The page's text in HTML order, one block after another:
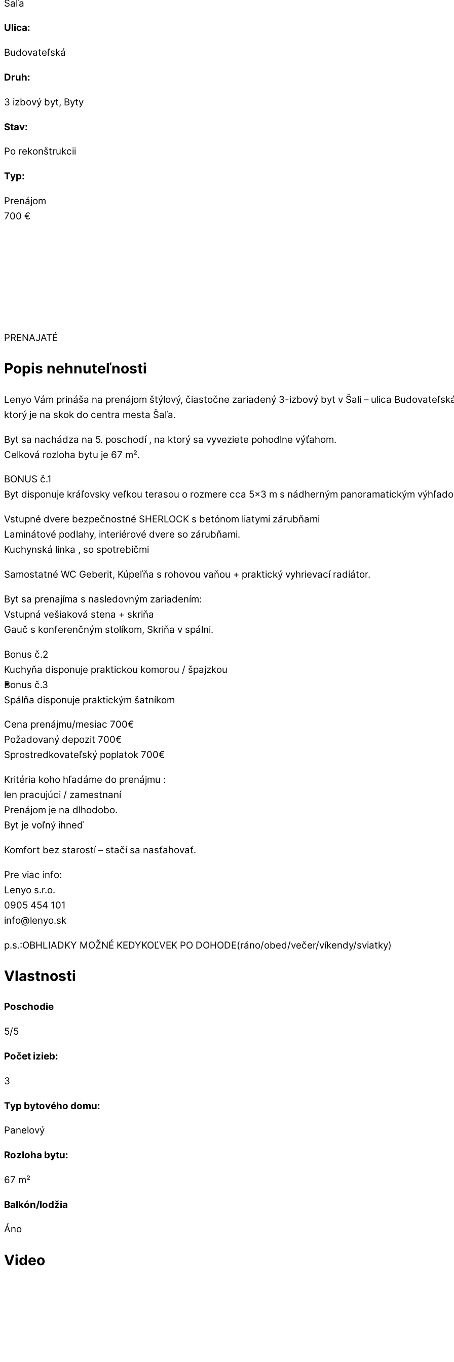
Šaľa
Ulica:
Budovateľská
Druh:
3 izbový byt, Byty
Stav:
Po rekonštrukcii
Typ:
Prenájom
700 €
PRENAJATÉ
Popis nehnuteľnosti
Lenyo Vám prináša na prenájom štýlový, čiastočne zariadený 3-izbový byt v Šali – ulica
ktorý je na skok do centra mesta Šaľa.
Byt sa nachádza na 5. poschodí , na ktorý sa vyveziete pohodlne výťahom.
Celková rozloha bytu je 67 m².
BONUS č.1
Byt disponuje kráľovsky veľkou terasou o rozmere cca 5×3 m s nádherným panoramatickým
Vstupné dvere bezpečnostné SHERLOCK s betónom liatymi zárubňami
Laminátové podlahy, interiérové dvere so zárubňami.
Kuchynská linka , so spotrebičmi
Samostatné WC Geberit, Kúpeľňa s rohovou vaňou + praktický vyhrievací radiátor.
Byt sa prenajíma s nasledovným zariadením:
Vstupná vešiaková stena + skriňa
Gauč s konferenčným stolíkom, Skriňa v spálni.
Bonus č.2
Kuchyňa disponuje praktickou komorou / špajzkou
Bonus č.3
Spálňa disponuje praktickým šatníkom
Cena prenájmu/mesiac 700€
Požadovaný depozit 700€
Sprostredkovateľský poplatok 700€
Kritéria koho hľadáme do prenájmu :
len pracujúci / zamestnaní
Prenájom je na dlhodobo.
Byt je voľný ihneď
Komfort bez starostí – stačí sa nasťahovať.
Pre viac info:
Lenyo s.r.o.
0905 454 101
info@lenyo.sk
p.s.:OBHLIADKY MOŽNÉ KEDYKOĽVEK PO DOHODE(ráno/obed/večer/víkendy/sviatky)
Vlastnosti
Poschodie
5/5
Počet izieb:
3
Typ bytového domu:
Panelový
Rozloha bytu:
67 m²
Balkón/lodžia
Áno
Video